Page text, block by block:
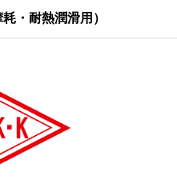
・耐熱潤滑用）